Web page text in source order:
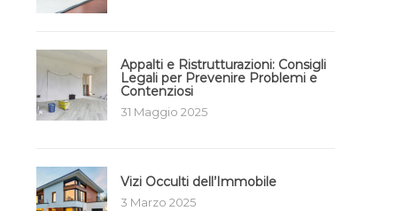
Appalti e Ristrutturazioni: Consigli
Legali per Prevenire Problemi e
Contenziosi
31 Maggio 2025
Vizi Occulti dell’Immobile
3 Marzo 2025